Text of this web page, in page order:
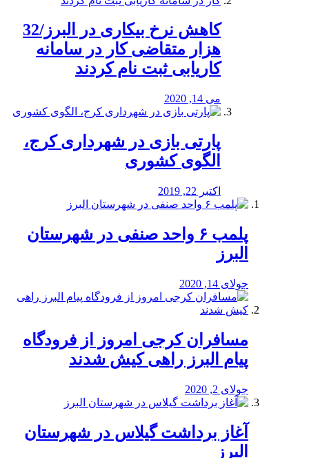
کاهش نرخ بیکاری در البرز/32
هزار متقاضی کار در سامانه
کاریابی ثبت نام کردند
می 14, 2020
پارتی بازی در شهرداری کرج،
الگوی کشوری
اکتبر 22, 2019
پلمب ۶ واحد صنفی در شهرستان
البرز
جولای 14, 2020
مسافران کرجی امروز از فرودگاه
پیام البرز راهی کیش شدند
جولای 2, 2020
آغاز برداشت گیلاس در شهرستان
البرز